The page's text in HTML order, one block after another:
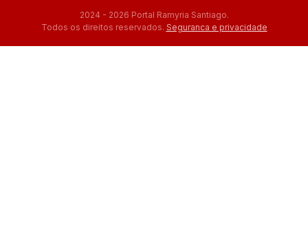
2024 - 2026 Portal Ramyria Santiago.
Todos os direitos reservados. Seguranca e privacidade